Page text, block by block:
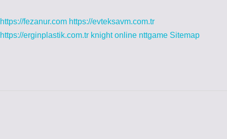
https://fezanur.com https://evteksavm.com.tr
https://erginplastik.com.tr knight online nttgame Sitemap